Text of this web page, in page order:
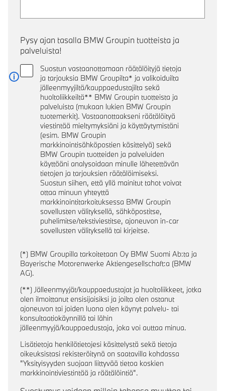
Pysy ajan tasalla BMW Groupin tuotteista ja
palveluista!
Suostun vastaanottamaan räätälöityjä tietoja
ja tarjouksia BMW Groupilta* ja valikoiduilta
jälleenmyyjiltä/kauppaedustajilta sekä
huoltoliikkeiltä** BMW Groupin tuotteista ja
palveluista (mukaan lukien BMW Groupin
tuotemerkit). Vastaanottaakseni räätälöityä
viestintää mieltymyksiäni ja käyttäytymistäni
(esim. BMW Groupin
markkinointisähköpostien käsittelyä) sekä
BMW Groupin tuotteiden ja palveluiden
käyttöäni analysoidaan minulle lähetettävän
tietojen ja tarjouksien räätälöimiseksi.
Suostun siihen, että yllä mainitut tahot voivat
ottaa minuun yhteyttä
markkinointitarkoituksessa BMW Groupin
sovellusten välityksellä, sähköpostitse,
puhelimitse/tekstiviestitse, ajoneuvon in-car
sovellusten välityksellä tai kirjeitse.
Lue lisää
(*) BMW Groupilla tarkoitetaan Oy BMW Suomi Ab:ta ja
Bayerische Motorenwerke Aktiengesellschaft:a (BMW
AG).
(**) Jälleenmyyjät/kauppaedustajat ja huoltoliikkeet, jotka
olen ilmoittanut ensisijaisiksi ja joilta olen ostanut
ajoneuvon tai joiden luona olen käynyt palvelu- tai
konsultaatiokäynnillä tai lähin
jälleenmyyjä/kauppaedustaja, joka voi auttaa minua.
Lisätietoja henkilötietojesi käsittelystä sekä tietoja
oikeuksistasi rekisteröitynä on saatavilla kohdassa
"Yksityisyyden suojaan liittyvää tietoa koskien
markkinointiviestintää ja räätälöintiä".